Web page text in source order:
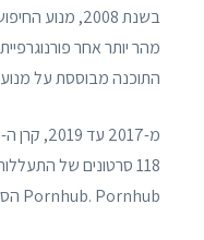
בשנת 2008,
מהר יותר אחר
התוכנה מבוססת על מנוע
118 סרטונים של
Pornhub. Pornhub הסיר במהירות את התוכן הזה.